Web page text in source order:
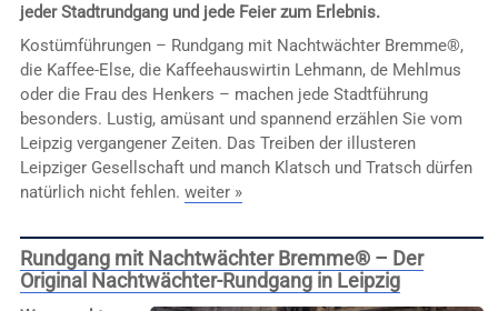
jeder Stadtrundgang und jede Feier zum Erlebnis.
Kostümführungen – Rundgang mit Nachtwächter Bremme®,
die Kaffee-Else, die Kaffeehauswirtin Lehmann, de Mehlmus
oder die Frau des Henkers – machen jede Stadtführung
besonders. Lustig, amüsant und spannend erzählen Sie vom
Leipzig vergangener Zeiten. Das Treiben der illusteren
Leipziger Gesellschaft und manch Klatsch und Tratsch dürfen
natürlich nicht fehlen. weiter »
Rundgang mit Nachtwächter Bremme® – Der
Original Nachtwächter-Rundgang in Leipzig